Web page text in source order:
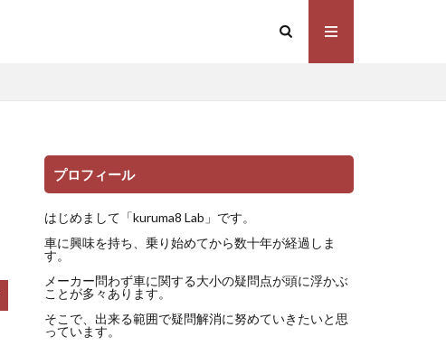
プロフィール
はじめまして「kuruma8 Lab」です。
車に興味を持ち、乗り始めてから数十年が経過しま
す。
メーカー問わず車に関する大小の疑問点が頭に浮かぶ
ことが多々あります。
そこで、出来る範囲で疑問解消に努めていきたいと思
っています。